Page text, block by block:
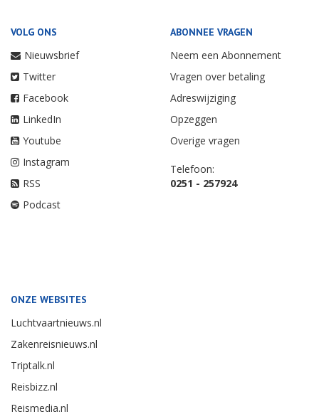
VOLG ONS
Nieuwsbrief
Twitter
Facebook
LinkedIn
Youtube
Instagram
RSS
Podcast
ABONNEE VRAGEN
Neem een Abonnement
Vragen over betaling
Adreswijziging
Opzeggen
Overige vragen
Telefoon:
0251 - 257924
ONZE WEBSITES
Luchtvaartnieuws.nl
Zakenreisnieuws.nl
Triptalk.nl
Reisbizz.nl
Reismedia.nl